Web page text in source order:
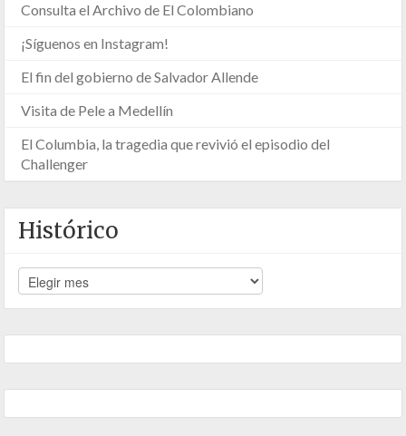
Consulta el Archivo de El Colombiano
¡Síguenos en Instagram!
El fin del gobierno de Salvador Allende
Visita de Pele a Medellín
El Columbia, la tragedia que revivió el episodio del
Challenger
Histórico